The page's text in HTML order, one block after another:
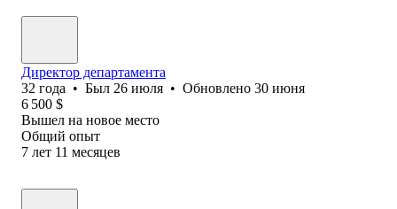
Директор департамента
32 года • Был 26 июля • Обновлено 30 июня
6 500 $
Вышел на новое место
Общий опыт
7 лет 11 месяцев